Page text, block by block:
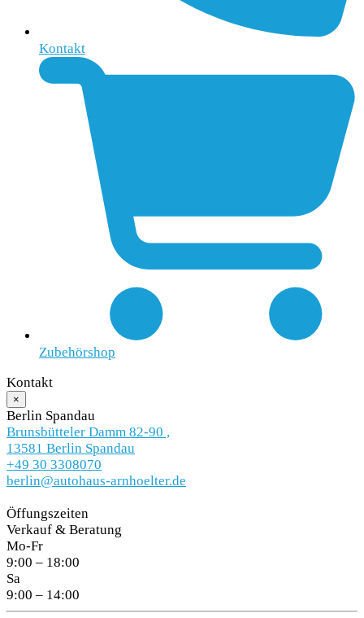
Kontakt
Zubehörshop
Kontakt
×
Berlin Spandau
Brunsbütteler Damm 82-90 ,
13581 Berlin Spandau
+49 30 3308070
berlin@autohaus-arnhoelter.de
Öffungszeiten
Verkauf & Beratung
Mo-Fr
9:00 – 18:00
Sa
9:00 – 14:00